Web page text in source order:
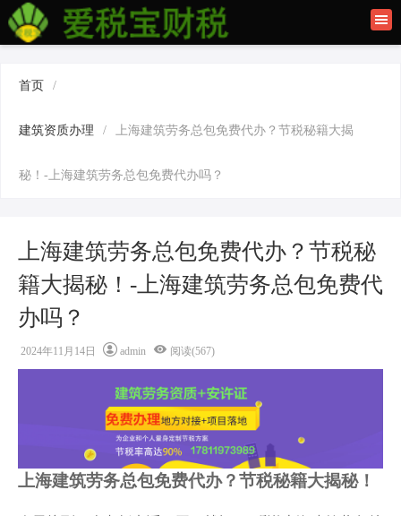
首页
首页 /
建筑资质办理 / 上海建筑劳务总包免费代办？节税秘籍大揭
秘！-上海建筑劳务总包免费代办吗？
上海建筑劳务总包免费代办？节税秘
籍大揭秘！-上海建筑劳务总包免费代
办吗？
2024年11月14日 admin 阅读(567)
上海建筑劳务总包免费代办？节税秘籍大揭秘！